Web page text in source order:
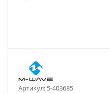
Артикул: 5-403685